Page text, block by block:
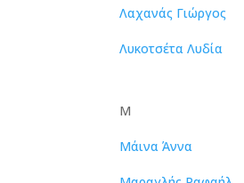
Λαχανάς Γιώργος
Λυκοτσέτα Λυδία
Μ
Μάινα Άννα